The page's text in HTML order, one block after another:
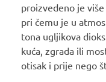
proizvedeno je
pri čemu je u
tona ugljikova
kuća, zgrada ili
otisak i prije nego